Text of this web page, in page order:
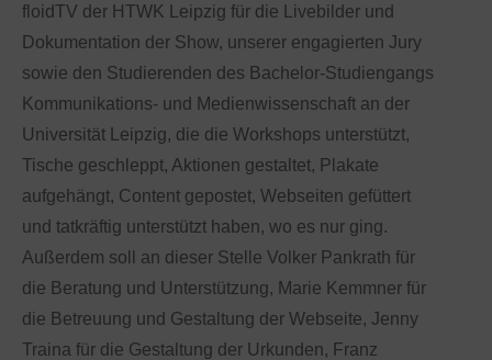
floidTV der HTWK Leipzig für die Livebilder und
Dokumentation der Show, unserer engagierten Jury
sowie den Studierenden des Bachelor-Studiengangs
Kommunikations- und Medienwissenschaft an der
Universität Leipzig, die die Workshops unterstützt,
Tische geschleppt, Aktionen gestaltet, Plakate
aufgehängt, Content gepostet, Webseiten gefüttert
und tatkräftig unterstützt haben, wo es nur ging.
Außerdem soll an dieser Stelle Volker Pankrath für
die Beratung und Unterstützung, Marie Kemmner für
die Betreuung und Gestaltung der Webseite, Jenny
Traina für die Gestaltung der Urkunden, Franz